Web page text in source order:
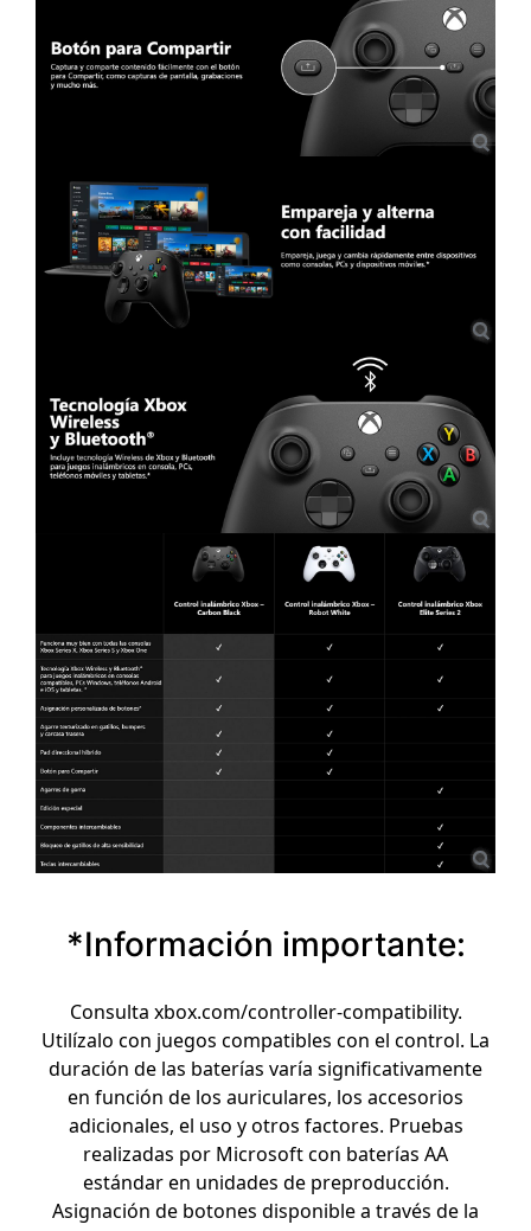
*Información importante:
Consulta xbox.com/controller-compatibility.
Utilízalo con juegos compatibles con el control. La
duración de las baterías varía significativamente
en función de los auriculares, los accesorios
adicionales, el uso y otros factores. Pruebas
realizadas por Microsoft con baterías AA
estándar en unidades de preproducción.
Asignación de botones disponible a través de la